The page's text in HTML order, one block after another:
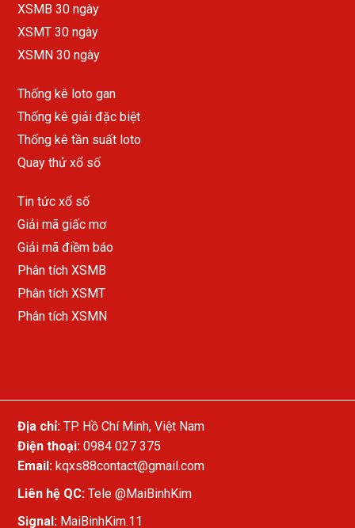
XSMB 30 ngày
XSMT 30 ngày
XSMN 30 ngày
Thống kê loto gan
Thống kê giải đặc biệt
Thống kê tần suất loto
Quay thử xổ số
Tin tức xổ số
Giải mã giấc mơ
Giải mã điềm báo
Phân tích XSMB
Phân tích XSMT
Phân tích XSMN
Địa chỉ: TP. Hồ Chí Minh, Việt Nam
Điện thoại: 0984 027 375
Email: kqxs88contact@gmail.com
Liên hệ QC: Tele @MaiBinhKim
Signal: MaiBinhKim.11